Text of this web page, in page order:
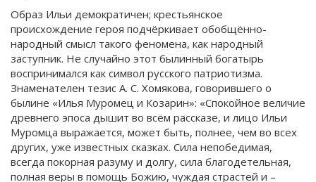
Образ Ильи демократичен; крестьянское
происхождение героя подчёркивает обобщённо-
народный смысл такого феномена, как народный
заступник. Не случайно этот былинный богатырь
воспринимался как символ русского патриотизма.
Знаменателен тезис А. С. Хомякова, говорившего о
былине «Илья Муромец и Козарин»: «Спокойное величие
древнего эпоса дышит во всём рассказе, и лицо Ильи
Муромца выражается, может быть, полнее, чем во всех
других, уже известных сказках. Сила непобедимая,
всегда покорная разуму и долгу, сила благодетельная,
полная веры в помощь Божию, чуждая страстей и –